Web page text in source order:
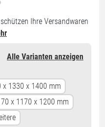
Ihre Versandwaren
Alle Varianten anzeigen
x 1330 x 1400 mm
x 1170 x 1200 mm